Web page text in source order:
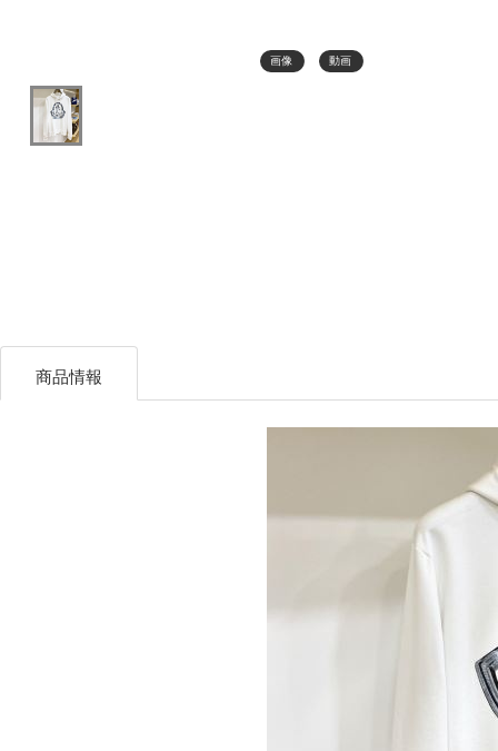
画像 動画
商品情報